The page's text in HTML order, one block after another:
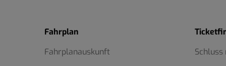
Fahrplan
Fahrplanauskunft